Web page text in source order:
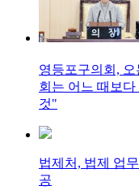
영등포구의회,
회는 어느 때보
것"
법제처, 법제 업
공